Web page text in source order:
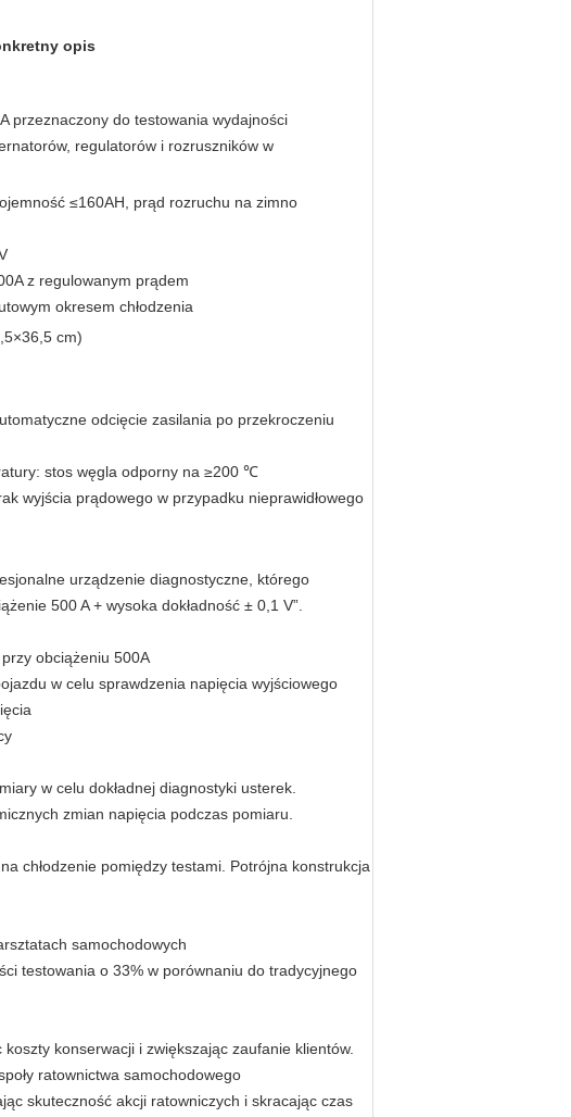
opis
przeznaczony do testowania wydajności
regulatorów i rozruszników w
≤160AH, prąd rozruchu na zimno
z regulowanym prądem
okresem chłodzenia
cm)
odcięcie zasilania po przekroczeniu
stos węgla odporny na ≥200 ℃
wyjścia prądowego w przypadku nieprawidłowego
urządzenie diagnostyczne, którego
500 A + wysoka dokładność ± 0,1 V”.
obciążeniu 500A
w celu sprawdzenia napięcia wyjściowego
w celu dokładnej diagnostyki usterek.
zmian napięcia podczas pomiaru.
chłodzenie pomiędzy testami. Potrójna konstrukcja
samochodowych
testowania o 33% w porównaniu do tradycyjnego
konserwacji i zwiększając zaufanie klientów.
ratownictwa samochodowego
skuteczność akcji ratowniczych i skracając czas